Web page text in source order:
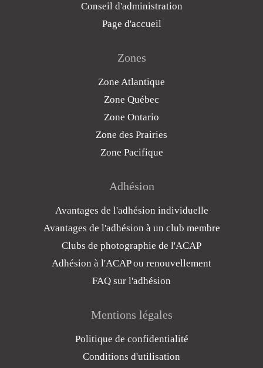
Conseil d'administration
Page d'accueil
Zones
Zone Atlantique
Zone Québec
Zone Ontario
Zone des Prairies
Zone Pacifique
Adhésion
Avantages de l'adhésion individuelle
Avantages de l'adhésion à un club membre
Clubs de photographie de l'ACAP
Adhésion à l'ACAP ou renouvellement
FAQ sur l'adhésion
Mentions légales
Politique de confidentialité
Conditions d'utilisation